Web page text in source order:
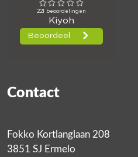
Contact
Fokko Kortlanglaan 208
3851 SJ Ermelo